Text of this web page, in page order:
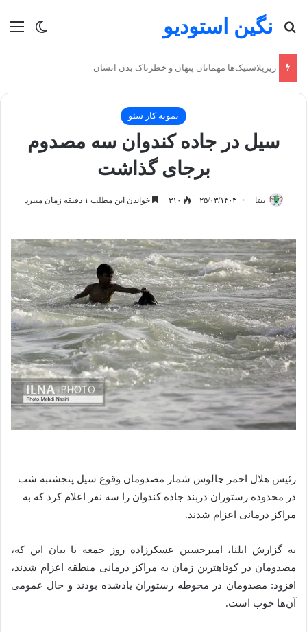
تغییر نگین استودیو
جستجو برای
ریزپلاستیک‌ها مهمانان پنهان و خطرناک بدن انسان
نمونه کار سئو
سیل در جاده کندوان سه مصدوم
برجای گذاشت
بیتا ۲۵/۰۳/۱۴۰۳ ۳۱۰ خواندن این مطلب ۱ دقیقه زمان میبرد
رئیس هلال احمر چالوس شمار مصدومان وقوع سیل پنجشنبه شب
در محدوده رستوران دربند جاده کندوان را سه نفر اعلام کرد که به
مراکز درمانی اعزام شدند.
به گزارش ایلنا، امیرحسین عسکرزاده روز جمعه با بیان این که،
مصدومان در کوتاهترین زمان به مراکز درمانی منطقه اعزام شدند،
افزود: مصدومان در محوطه رستوران یادشده بودند و حال عمومی
آن‌ها خوب است.